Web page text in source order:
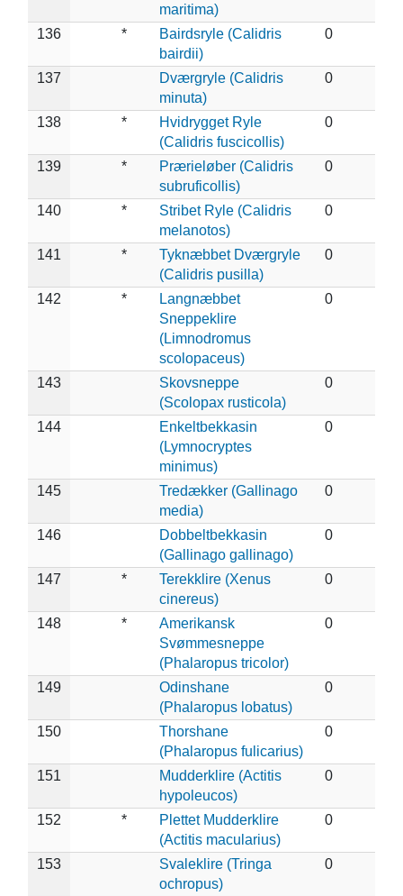
maritima)
136 *
Bairdsryle (Calidris
bairdii)
0
137
Dværgryle (Calidris
minuta)
0
138 *
Hvidrygget Ryle
(Calidris fuscicollis)
0
139 *
Prærieløber (Calidris
subruficollis)
0
140 *
Stribet Ryle (Calidris
melanotos)
0
141 *
Tyknæbbet Dværgryle
(Calidris pusilla)
0
142 *
Langnæbbet
Sneppeklire
(Limnodromus
scolopaceus)
0
143
Skovsneppe
(Scolopax rusticola)
0
144
Enkeltbekkasin
(Lymnocryptes
minimus)
0
145
Tredækker (Gallinago
media)
0
146
Dobbeltbekkasin
(Gallinago gallinago)
0
147 *
Terekklire (Xenus
cinereus)
0
148 *
Amerikansk
Svømmesneppe
(Phalaropus tricolor)
0
149
Odinshane
(Phalaropus lobatus)
0
150
Thorshane
(Phalaropus fulicarius)
0
151
Mudderklire (Actitis
hypoleucos)
0
152 *
Plettet Mudderklire
(Actitis macularius)
0
153
Svaleklire (Tringa
ochropus)
0